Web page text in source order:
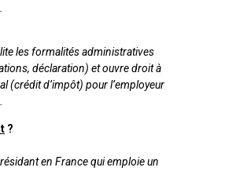
les formalités administratives
déclaration) et ouvre droit à
(crédit d’impôt) pour l’employeur
?
en France qui emploie un